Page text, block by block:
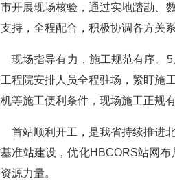
市开展现场核验，通过实地踏勘、
持，全程配合，积极协调各方关
现场指导有力，施工规范有序。 5
程院安排人员全程驻场，紧盯施
等施工便利条件，现场施工正规
首站顺利开工，是我省持续推进
准站建设，优化HBCORS站网布
源力量。